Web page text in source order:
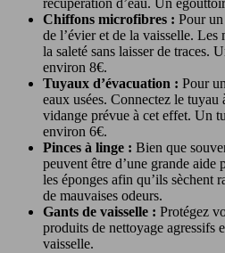
récupération d’eau. Un
Chiffons microfibres : Pour
de l’évier et de la vaisselle. Les
la saleté sans laisser de traces.
environ 8€.
Tuyaux d’évacuation : Pour
eaux usées. Connectez le
vidange prévue à cet effet. Un
environ 6€.
Pinces à linge : Bien que
peuvent être d’une grande aide
les éponges afin qu’ils sèchent
de mauvaises odeurs.
Gants de vaisselle : Protégez
produits de nettoyage agressifs
vaisselle.